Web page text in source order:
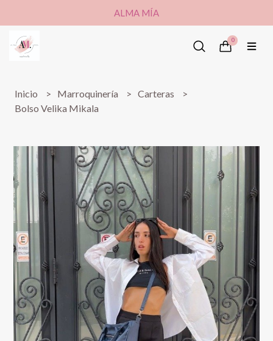
ALMA MÍA
0
Inicio Marroquinería
Carteras
Bolso Velika Mikala